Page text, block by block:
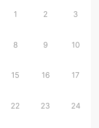
1 2 3
8 9 10
15 16 17
22 23 24